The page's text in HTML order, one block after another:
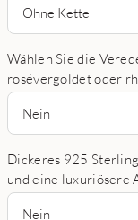
Ohne Kette
Wählen Sie die
rosévergoldet oder
Nein
Dickeres 925
und eine luxuriösere
Nein